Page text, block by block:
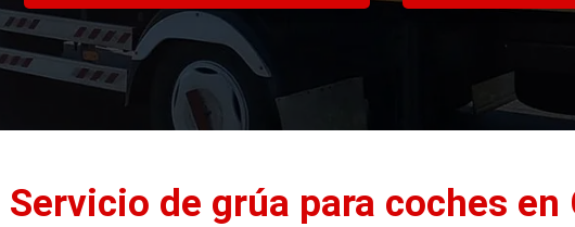
Servicio de grúa para coches en